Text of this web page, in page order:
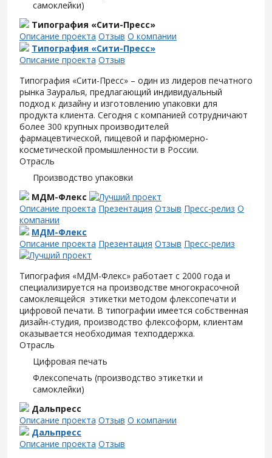
самоклейки)
Типография «Сити-Пресс»
Описание проекта Отзыв О компании
Типография «Сити-Пресс»
Описание проекта Отзыв
Типография «Сити-Пресс» – один из лидеров печатного
рынка Зауралья, предлагающий индивидуальный
подход к дизайну и изготовлению упаковки для
продукта клиента. Сегодня с компанией сотрудничают
более 300 крупных производителей
фармацевтической, пищевой и парфюмерно-
косметической промышленности в России.
Отрасль
Производство упаковки
МДМ-Флекс
Описание проекта Презентация Отзыв Пресс-релиз О
компании
МДМ-Флекс
Описание проекта Презентация Отзыв Пресс-релиз
Типография «МДМ-Флекс» работает с 2000 года и
специализируется на производстве многокрасочной
самоклеящейся этикетки методом флексопечати и
цифровой печати. В типографии имеется собственная
дизайн-студия, производство флексоформ, клиентам
оказывается необходимая техподдержка.
Отрасль
Цифровая печать
Флексопечать (производство этикетки и
самоклейки)
Дальпресс
Описание проекта Отзыв О компании
Дальпресс
Описание проекта Отзыв